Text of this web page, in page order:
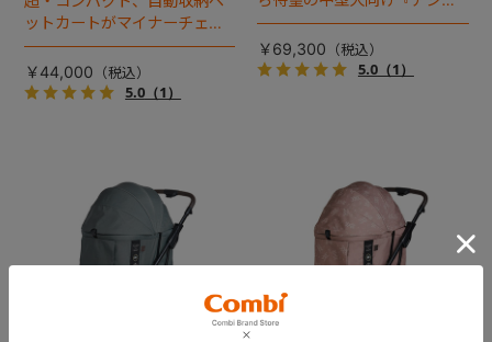
ットカートがマイナーチェン
ジ！
￥44,000
5.0（1）
イル２』 登場！耐荷重30kg
で、しかも1秒・自動収納機能
搭載！！
￥69,300
5.0（1）